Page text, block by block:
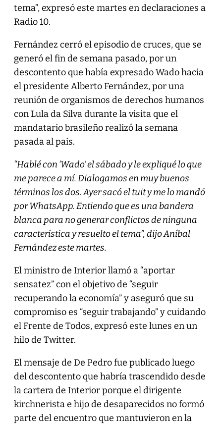
tema”, expresó este martes en declaraciones a
Radio 10.
Fernández cerró el episodio de cruces, que se
generó el fin de semana pasado, por un
descontento que había expresado Wado hacia
el presidente Alberto Fernández, por una
reunión de organismos de derechos humanos
con Lula da Silva durante la visita que el
mandatario brasileño realizó la semana
pasada al país.
“Hablé con ‘Wado’ el sábado y le expliqué lo que
me parece a mí. Dialogamos en muy buenos
términos los dos. Ayer sacó el tuit y me lo mandó
por WhatsApp. Entiendo que es una bandera
blanca para no generar conflictos de ninguna
característica y resuelto el tema”, dijo Aníbal
Fernández este martes.
El ministro de Interior llamó a “aportar
sensatez” con el objetivo de “seguir
recuperando la economía” y aseguró que su
compromiso es “seguir trabajando” y cuidando
el Frente de Todos, expresó este lunes en un
hilo de Twitter.
El mensaje de De Pedro fue publicado luego
del descontento que habría trascendido desde
la cartera de Interior porque el dirigente
kirchnerista e hijo de desaparecidos no formó
parte del encuentro que mantuvieron en la